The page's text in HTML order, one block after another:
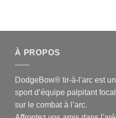
À PROPOS
DodgeBow® tir-à-l'arc est un
sport d’équipe palpitant
sur le combat à l’arc.